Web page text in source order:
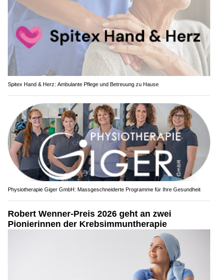
Spitex Hand & Herz: Ambulante Pflege und Betreuung zu Hause
Physiotherapie Giger GmbH: Massgeschneiderte Programme für Ihre Gesundheit
Robert Wenner-Preis 2026 geht an zwei
Pionierinnen der Krebsimmuntherapie